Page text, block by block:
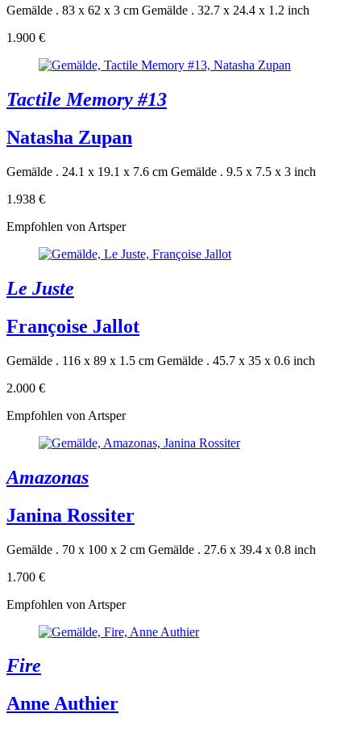
Gemälde . 83 x 62 x 3 cm Gemälde . 32.7 x 24.4 x 1.2 inch
1.900 €
Tactile Memory #13
Natasha Zupan
Gemälde . 24.1 x 19.1 x 7.6 cm Gemälde . 9.5 x 7.5 x 3 inch
1.938 €
Empfohlen von Artsper
Le Juste
Françoise Jallot
Gemälde . 116 x 89 x 1.5 cm Gemälde . 45.7 x 35 x 0.6 inch
2.000 €
Empfohlen von Artsper
Amazonas
Janina Rossiter
Gemälde . 70 x 100 x 2 cm Gemälde . 27.6 x 39.4 x 0.8 inch
1.700 €
Empfohlen von Artsper
Fire
Anne Authier